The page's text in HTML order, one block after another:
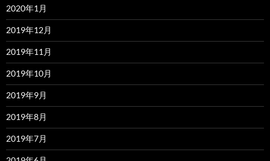
2020年1月
2019年12月
2019年11月
2019年10月
2019年9月
2019年8月
2019年7月